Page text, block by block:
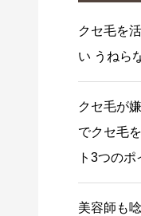
クセ毛を
い うねら
クセ毛が
でクセ毛
ト3つのポ
美容師も